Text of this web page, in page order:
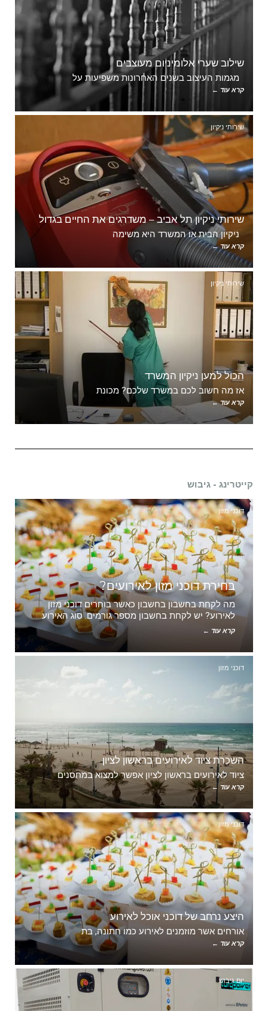
שילוב שערי אלומיניום מעוצבים
מגמות העיצוב בשנים האחרונות משפיעות על
קרא עוד ←
שירותי ניקיון
שירותי ניקיון תל אביב – משדרגים את החיים בגדול
ניקיון הבית או המשרד היא משימה
קרא עוד ←
שירותי ניקיון
הכול למען ניקיון המשרד
אז מה חשוב לכם במשרד שלכם? מכונת
קרא עוד ←
קייטרינג - גיבוש
דוכני מזון
בחירת דוכני מזון לאירועים?
מה לקחת בחשבון בחשבון כאשר בוחרים דוכני מזון
לאירוע? יש לקחת בחשבון מספר גורמים. סוג האירוע
קרא עוד ←
דוכני מזון
השכרת ציוד לאירועים בראשון לציון
ציוד לאירועים בראשון לציון אפשר למצוא במחסנים
קרא עוד ←
דוכני מזון
היצע נרחב של דוכני אוכל לאירוע
אורחים אשר מוזמנים לאירוע כמו חתונה, בת
קרא עוד ←
יום גיבוש